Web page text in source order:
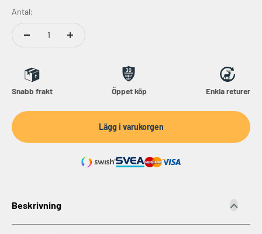
Antal:
Snabb frakt Öppet köp Enkla returer
Lägg i varukorgen
Beskrivning